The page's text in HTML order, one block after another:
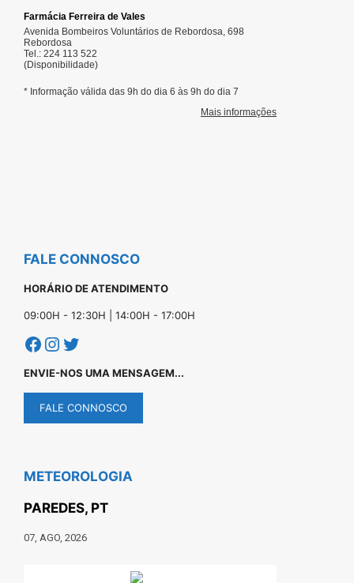
FALE CONNOSCO
HORÁRIO DE ATENDIMENTO
09:00H - 12:30H | 14:00H - 17:00H
Facebook
Instagram
Twitter
ENVIE-NOS UMA MENSAGEM...
FALE CONNOSCO
METEOROLOGIA
PAREDES, PT
07, AGO, 2026